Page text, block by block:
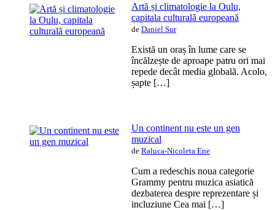
Artă și climatologie la Oulu,
capitala culturală europeană
de Daniel Sur
Există un oraș în lume care se
încălzește de aproape patru ori mai
repede decât media globală. Acolo,
șapte […]
Un continent nu este un gen
muzical
de Raluca-Nicoleta Ene
Cum a redeschis noua categorie
Grammy pentru muzica asiatică
dezbaterea despre reprezentare și
incluziune Cea mai […]